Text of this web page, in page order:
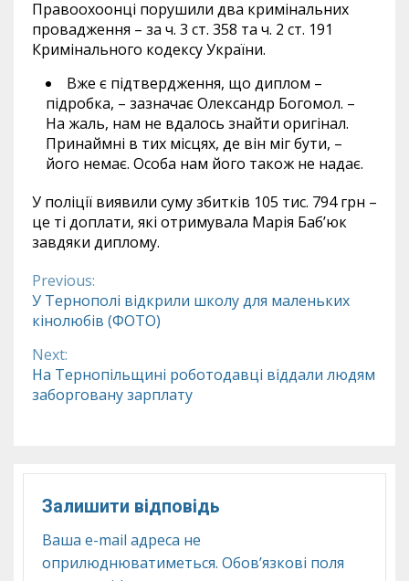
Правоохоонці порушили два кримінальних
провадження – за ч. 3 ст. 358 та ч. 2 ст. 191
Кримінального кодексу України.
Вже є підтвердження, що диплом –
підробка, – зазначає Олександр Богомол. –
На жаль, нам не вдалось знайти оригінал.
Принаймні в тих місцях, де він міг бути, –
його немає. Особа нам його також не надає.
У поліції виявили суму збитків 105 тис. 794 грн –
це ті доплати, які отримувала Марія Баб’юк
завдяки диплому.
Continue
Reading
Previous:
У Тернополі відкрили школу для маленьких
кінолюбів (ФОТО)
Next:
На Тернопільщині роботодавці віддали людям
заборговану зарплату
Залишити відповідь
Ваша e-mail адреса не
оприлюднюватиметься. Обов’язкові поля